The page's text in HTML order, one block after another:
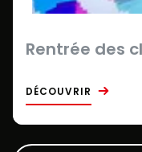
Rentrée des
DÉCOUVRIR